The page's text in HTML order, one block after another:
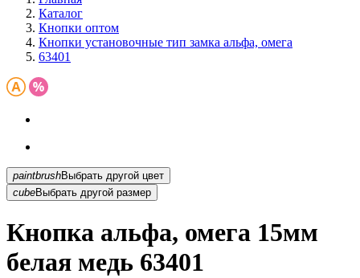
Каталог
Кнопки оптом
Кнопки установочные тип замка альфа, омега
63401
paintbrush
Выбрать другой цвет
cubeВыбрать другой размер
Кнопка альфа, омега 15мм
белая медь 63401